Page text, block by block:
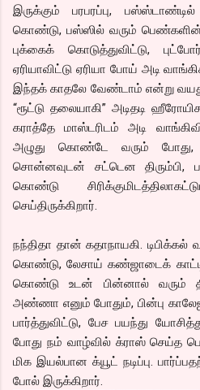
இருக்கும் பரபரப்பு,
கொண்டு, பஸ்ஸில் வரும்
புக்கைக் கொடுத்துவிட்டு,
ஏரியாவிட்டு ஏரியா போய் அடி
இந்தக் காதலே வேண்டாம் என்று
“ரூட்டு தலையாகி” அடிதடி
கராத்தே மாஸ்டரிடம் அடி
அழுது கொண்டே வரும் போது,
சொன்னவுடன் சட்டென திரும்பி,
கொண்டு
செய்திருக்கிறார்.
நந்திதா தான் கதாநாயகி.
கொண்டு, லேசாய் கண்ஜாடைக்
கொண்டு உடன் பின்னால் வரும்
அண்ணா எனும் போதும், பின்பு
பார்த்துவிட்டு, பேச பயந்து
போது நம் வாழ்வில் க்ராஸ் செய்த
மிக இயல்பான க்யூட் நடிப்பு.
போல் இருக்கிறார்.